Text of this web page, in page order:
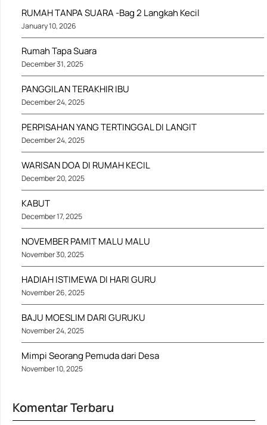
RUMAH TANPA SUARA -Bag 2 Langkah Kecil
January 10, 2026
Rumah Tapa Suara
December 31, 2025
PANGGILAN TERAKHIR IBU
December 24, 2025
PERPISAHAN YANG TERTINGGAL DI LANGIT
December 24, 2025
WARISAN DOA DI RUMAH KECIL
December 20, 2025
KABUT
December 17, 2025
NOVEMBER PAMIT MALU MALU
November 30, 2025
HADIAH ISTIMEWA DI HARI GURU
November 26, 2025
BAJU MOESLIM DARI GURUKU
November 24, 2025
Mimpi Seorang Pemuda dari Desa
November 10, 2025
Komentar Terbaru